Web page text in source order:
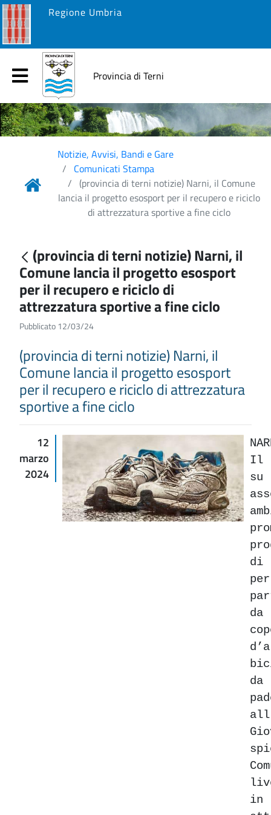
Regione Umbria
Provincia di Terni
Notizie, Avvisi, Bandi e Gare
Comunicati Stampa
(provincia di terni notizie) Narni, il Comune
lancia il progetto esosport per il recupero e riciclo
di attrezzatura sportive a fine ciclo
(provincia di terni notizie) Narni, il
Comune lancia il progetto esosport
per il recupero e riciclo di
attrezzatura sportive a fine ciclo
Pubblicato 12/03/24
(provincia di terni notizie) Narni, il
Comune lancia il progetto esosport
per il recupero e riciclo di attrezzatura
sportive a fine ciclo
12
marzo
2024
Il
su
di